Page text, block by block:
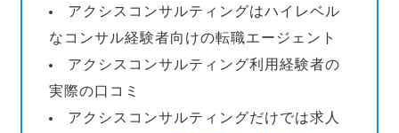
アクシスコンサルティングはハイレベル
なコンサル経験者向けの転職エージェント
アクシスコンサルティング利用経験者の
実際の口コミ
アクシスコンサルティングだけでは求人